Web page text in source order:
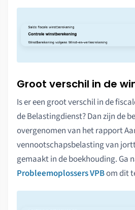
Groot verschil in de
Is er een groot verschil in de
de Belastingdienst? Dan zijn de
overgenomen van het rapport
vennootschapsbelasting van
gemaakt in de boekhouding. Ga
Probleemoplossers VPBom dit